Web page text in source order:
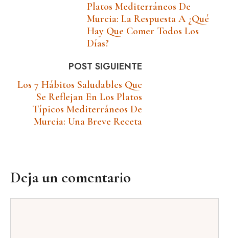
Platos Mediterráneos De
Murcia: La Respuesta A ¿qué
Hay Que Comer Todos Los
Días?
POST SIGUIENTE
Los 7 Hábitos Saludables Que
Se Reflejan En Los Platos
Típicos Mediterráneos De
Murcia: Una Breve Receta
Deja un comentario